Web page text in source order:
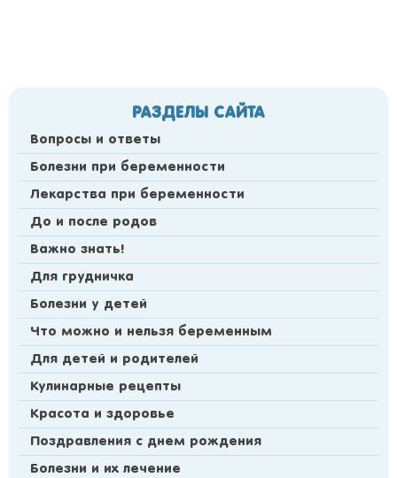
РАЗДЕЛЫ САЙТА
Вопросы и ответы
Болезни при беременности
Лекарства при беременности
До и после родов
Важно знать!
Для грудничка
Болезни у детей
Что можно и нельзя беременным
Для детей и родителей
Кулинарные рецепты
Красота и здоровье
Поздравления с днем рождения
Болезни и их лечение